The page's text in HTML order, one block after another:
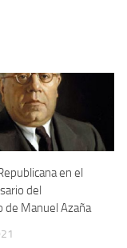
de la Reina (1937-
en el
del
de Manuel Azaña